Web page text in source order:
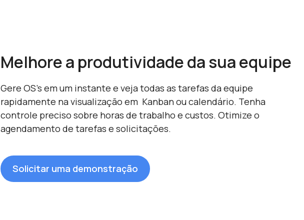
Melhore a produtividade da sua equipe
Gere OS's em um instante e veja todas as tarefas da equipe
rapidamente na visualização em Kanban ou calendário. Tenha
controle preciso sobre horas de trabalho e custos. Otimize o
agendamento de tarefas e solicitações.
Solicitar uma demonstração